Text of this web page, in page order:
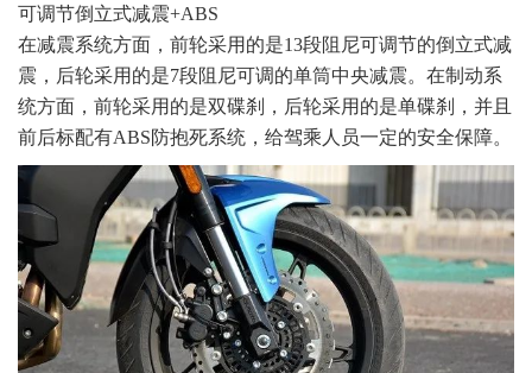
可调节倒立式减震+ABS
在减震系统方面，前轮采用的是13段阻尼可调节的倒立式减
震，后轮采用的是7段阻尼可调的单筒中央减震。在制动系
统方面，前轮采用的是双碟刹，后轮采用的是单碟刹，并且
前后标配有ABS防抱死系统，给驾乘人员一定的安全保障。